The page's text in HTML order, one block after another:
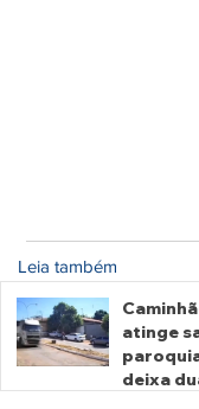
Leia também
atinge
deixa